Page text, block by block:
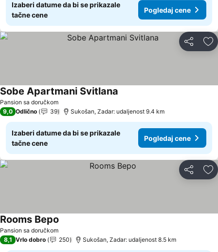
Izaberi datume da bi se prikazale
tačne cene
Pogledaj cene
Deli
Pansion sa doručkom
Sobe Apartmani Svitlana
9,0 Odlično 39 Sukošan, Zadar: udaljenost 9.4 km
Izaberi datume da bi se prikazale
tačne cene
Pogledaj cene
Deli
Pansion sa doručkom
Rooms Bepo
8,1 Vrlo dobro 250 Sukošan, Zadar: udaljenost 8.5 km